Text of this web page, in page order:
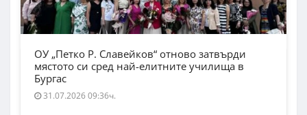
ОУ „Петко Р. Славейков“ отново затвърди
мястото си сред най-елитните училища в
Бургас
31.07.2026 09:36ч.